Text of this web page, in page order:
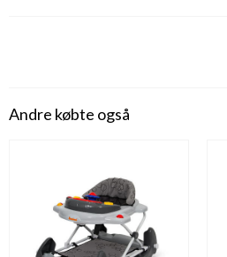
Andre købte også